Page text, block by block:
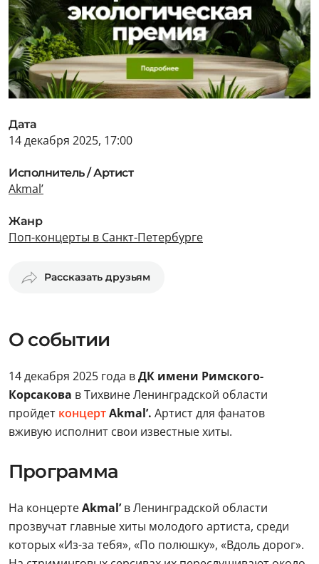
Дата
14 декабря 2025, 17:00
Исполнитель / Артист
Akmal’
Жанр
Поп-концерты в Санкт-Петербурге
Рассказать друзьям
О событии
14 декабря 2025 года вДК имени Римского-
Корсакова в Тихвине Ленинградской области
пройдет концертAkmal’. Артист для фанатов
вживую исполнит свои известные хиты.
Программа
На концертеAkmal’в Ленинградской области
прозвучат главные хиты молодого артиста, среди
которых «Из-за тебя», «По полюшку», «Вдоль дорог».